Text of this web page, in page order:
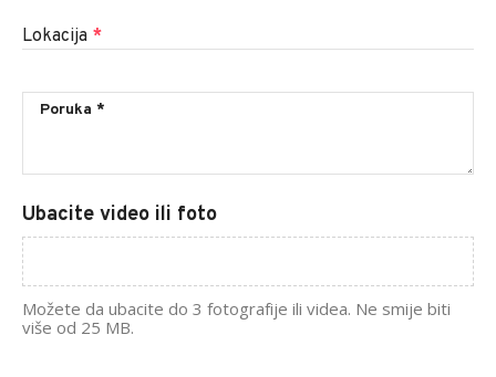
Lokacija *
Ubacite video ili foto
Možete da ubacite do 3 fotografije ili videa. Ne smije biti
više od 25 MB.